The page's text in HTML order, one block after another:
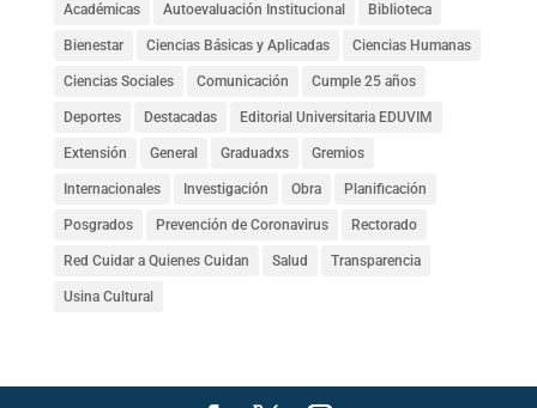
Académicas Autoevaluación Institucional Biblioteca
Bienestar Ciencias Básicas y Aplicadas Ciencias Humanas
Ciencias Sociales Comunicación Cumple 25 años
Deportes Destacadas Editorial Universitaria EDUVIM
Extensión General Graduadxs Gremios
Internacionales Investigación Obra Planificación
Posgrados Prevención de Coronavirus Rectorado
Red Cuidar a Quienes Cuidan Salud Transparencia
Usina Cultural